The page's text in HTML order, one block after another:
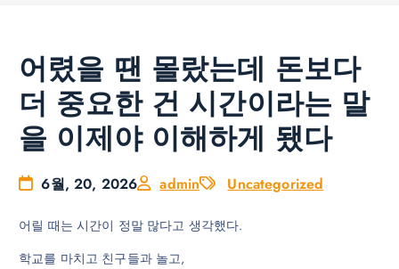
어렸을 땐 몰랐는데 돈보다
더 중요한 건 시간이라는 말
을 이제야 이해하게 됐다
6월, 20, 2026 admin Uncategorized
어릴 때는 시간이 정말 많다고 생각했다.
학교를 마치고 친구들과 놀고,